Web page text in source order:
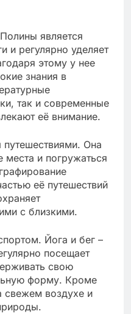
является
и регулярно уделяет
этому у нее
знания в
так и современные
её внимание.
путешествиями. Она
места и погружаться
её путешествий
с близкими.
Йога и бег –
посещает
свою
форму. Кроме
свежем воздухе и